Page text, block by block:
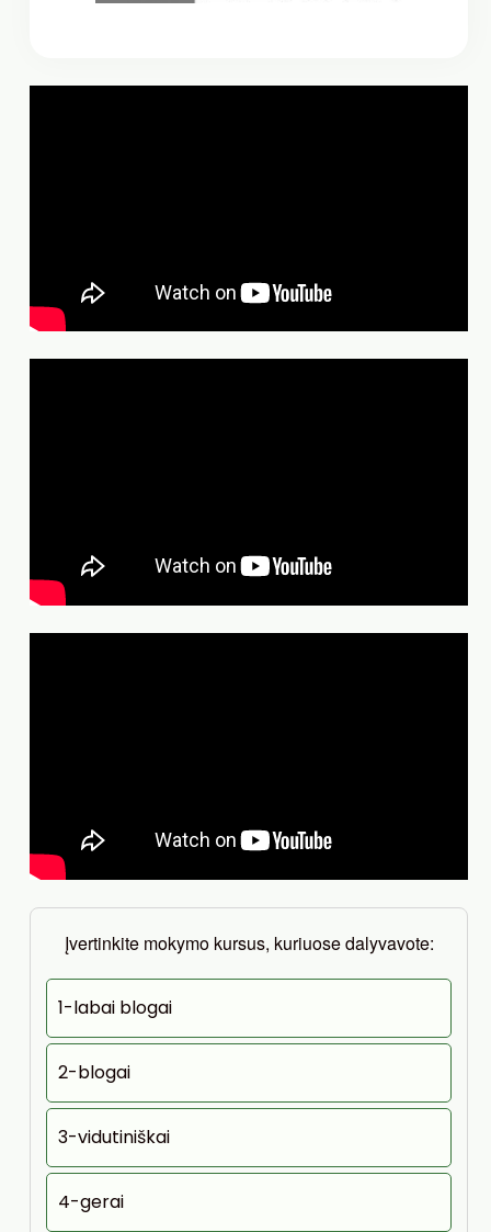
Įvertinkite mokymo kursus, kuriuose dalyvavote:
1-labai blogai
2-blogai
3-vidutiniškai
4-gerai